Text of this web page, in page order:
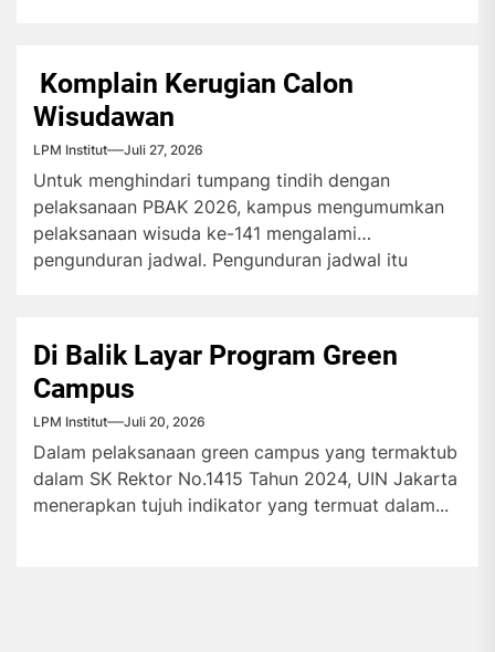
Komplain Kerugian Calon
Wisudawan
LPM Institut Juli 27, 2026
Untuk menghindari tumpang tindih dengan
pelaksanaan PBAK 2026, kampus mengumumkan
pelaksanaan wisuda ke-141 mengalami
pengunduran jadwal. Pengunduran jadwal itu
Di Balik Layar Program Green
Campus
LPM Institut Juli 20, 2026
Dalam pelaksanaan green campus yang termaktub
dalam SK Rektor No.1415 Tahun 2024, UIN Jakarta
menerapkan tujuh indikator yang termuat dalam...